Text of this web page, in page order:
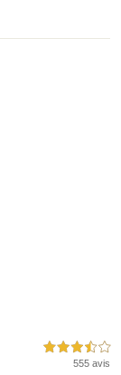
3,5 étoiles sur 5
555 avis